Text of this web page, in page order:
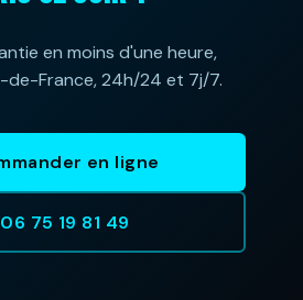
en moins d'une heure,
France, 24h/24 et 7j/7.
en ligne
06 75 19 81 49